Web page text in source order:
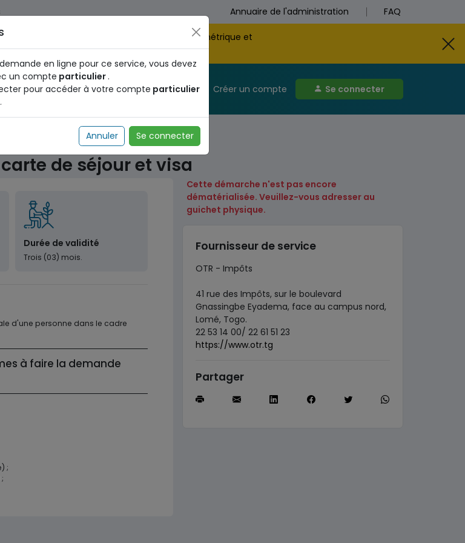
Annuaire de l'administration FAQ
le programme national d'identification biométrique et
Unique (NIU) en cliquantICI.
Créer un compte Se connecter
d'un quitus fiscal pour carte de séjour et visa
de séjour et visa
Durée de validité
Trois (03) mois.
d'une personne dans le cadre
à faire la demande
;
Cette démarche n'est pas encore
dématérialisée. Veuillez-vous adresser au
guichet physique.
Fournisseur de service
OTR - Impôts
41 rue des Impôts, sur le boulevard
Gnassingbe Eyadema, face au campus nord,
Lomé, Togo.
22 53 14 00/ 22 61 51 23
https://www.otr.tg
Partager
en ligne pour ce service, vous devez
un compte particulier.
pour accéder à votre compte particulier
Annuler Se connecter